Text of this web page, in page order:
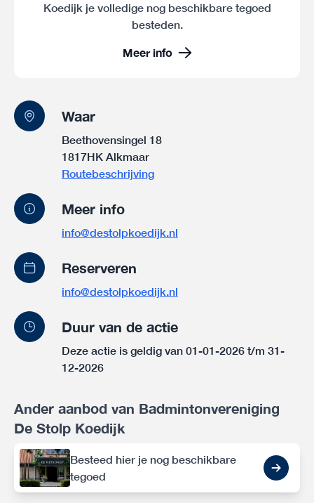
Koedijk je volledige nog beschikbare tegoed
besteden.
Meer info
Waar
Beethovensingel 18
1817HK Alkmaar
Routebeschrijving
Meer info
info@destolpkoedijk.nl
Reserveren
info@destolpkoedijk.nl
Duur van de actie
Deze actie is geldig van 01-01-2026 t/m 31-
12-2026
Ander aanbod van Badmintonvereniging
De Stolp Koedijk
Besteed hier je nog beschikbare
tegoed